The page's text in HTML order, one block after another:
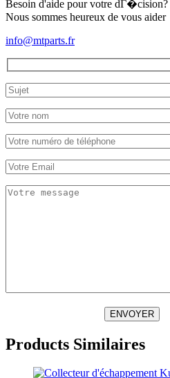
Besoin d'aide pour votre dГ�cision?
Nous sommes heureux de vous aider
info@mtparts.fr
ENVOYER
Products Similaires